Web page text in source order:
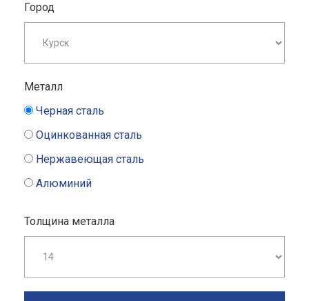
Город
Металл
Черная сталь
Оцинкованная сталь
Нержавеющая сталь
Алюминий
Толщина металла